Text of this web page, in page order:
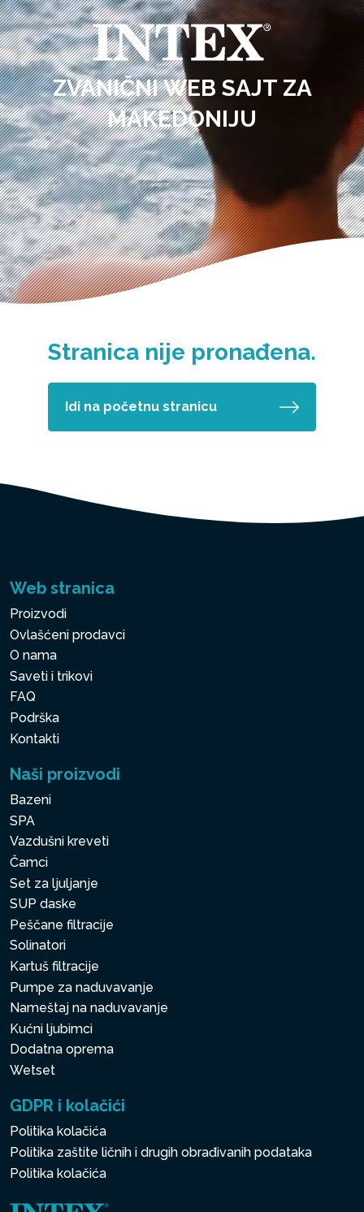
ZVANIČNI WEB SAJT ZA
MAKEDONIJU
Stranica nije pronađena.
Idi na početnu stranicu
Web stranica
Proizvodi
Ovlašćeni prodavci
O nama
Saveti i trikovi
FAQ
Podrška
Kontakti
Naši proizvodi
Bazeni
SPA
Vazdušni kreveti
Čamci
Set za ljuljanje
SUP daske
Peščane filtracije
Solinatori
Kartuš filtracije
Pumpe za naduvavanje
Nameštaj na naduvavanje
Kućni ljubimci
Dodatna oprema
Wetset
GDPR i kolačići
Politika kolačića
Politika zaštite ličnih i drugih obrađivanih podataka
Politika kolačića